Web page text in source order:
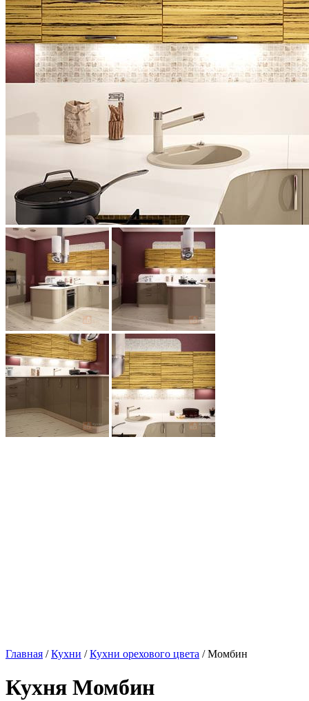
Главная /Кухни /Кухни орехового цвета / Момбин
Кухня Момбин